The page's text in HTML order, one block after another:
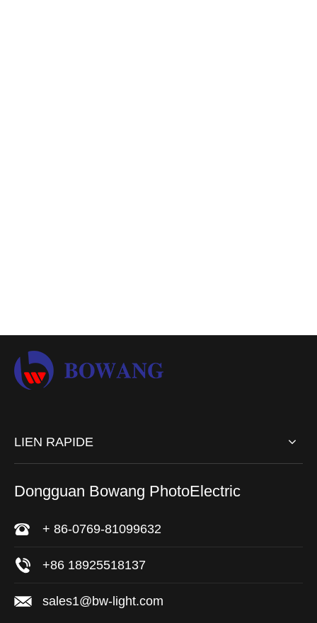
LIEN RAPIDE
Dongguan Bowang PhotoElectric
+ 86-0769-81099632
+86 18925518137
sales1@bw-light.com